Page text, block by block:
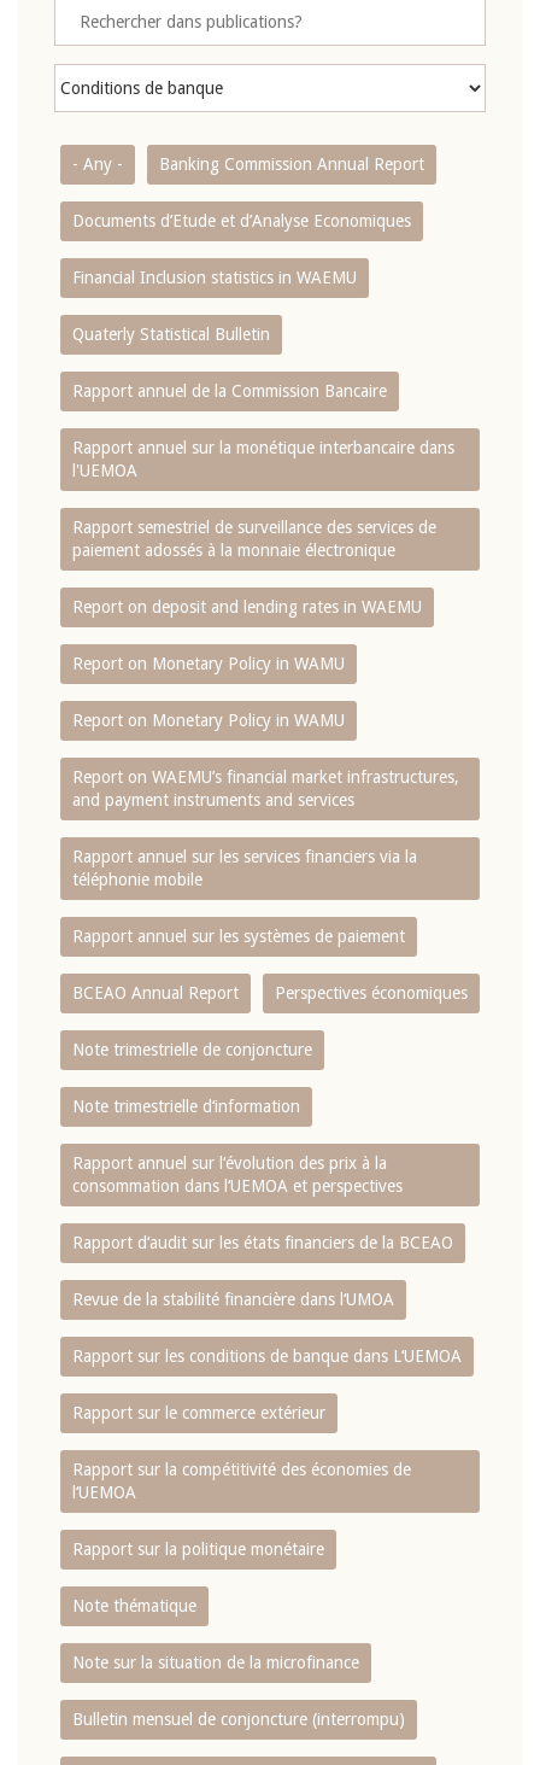
- Any - Banking Commission Annual Report
Documents d’Etude et d’Analyse Economiques
Financial Inclusion statistics in WAEMU
Quaterly Statistical Bulletin
Rapport annuel de la Commission Bancaire
Rapport annuel sur la monétique interbancaire dans
l'UEMOA
Rapport semestriel de surveillance des services de
paiement adossés à la monnaie électronique
Report on deposit and lending rates in WAEMU
Report on Monetary Policy in WAMU
Report on Monetary Policy in WAMU
Report on WAEMU’s financial market infrastructures,
and payment instruments and services
Rapport annuel sur les services financiers via la
téléphonie mobile
Rapport annuel sur les systèmes de paiement
BCEAO Annual Report Perspectives économiques
Note trimestrielle de conjoncture
Note trimestrielle d‘information
Rapport annuel sur l‘évolution des prix à la
consommation dans l‘UEMOA et perspectives
Rapport d‘audit sur les états financiers de la BCEAO
Revue de la stabilité financière dans l‘UMOA
Rapport sur les conditions de banque dans L‘UEMOA
Rapport sur le commerce extérieur
Rapport sur la compétitivité des économies de
l‘UEMOA
Rapport sur la politique monétaire
Note thématique
Note sur la situation de la microfinance
Bulletin mensuel de conjoncture (interrompu)